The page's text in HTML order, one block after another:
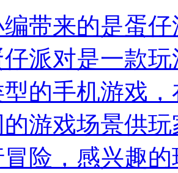
带来的是蛋
派对是一款
的手机游戏
游戏场景供
险，感兴趣